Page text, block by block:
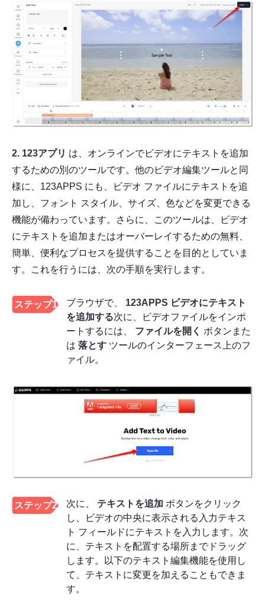
2. 123アプリ は、オンラインでビデオにテキストを追加
するための別のツールです。他のビデオ編集ツールと同
様に、123APPS にも、ビデオ ファイルにテキストを追
加し、フォント スタイル、サイズ、色などを変更できる
機能が備わっています。さらに、このツールは、ビデオ
にテキストを追加またはオーバーレイするための無料、
簡単、便利なプロセスを提供することを目的としていま
す。これを行うには、次の手順を実行します。
ステップ1 ブラウザで、 123APPS ビデオにテキスト
を追加する次に、ビデオファイルをインポ
ートするには、 ファイルを開く ボタンまた
は 落とす ツールのインターフェース上のフ
ァイル。
ステップ2 次に、 テキストを追加 ボタンをクリック
し、ビデオの中央に表示される入力テキス
ト フィールドにテキストを入力します。次
に、テキストを配置する場所までドラッグ
します。以下のテキスト編集機能を使用し
て、テキストに変更を加えることもできま
す。